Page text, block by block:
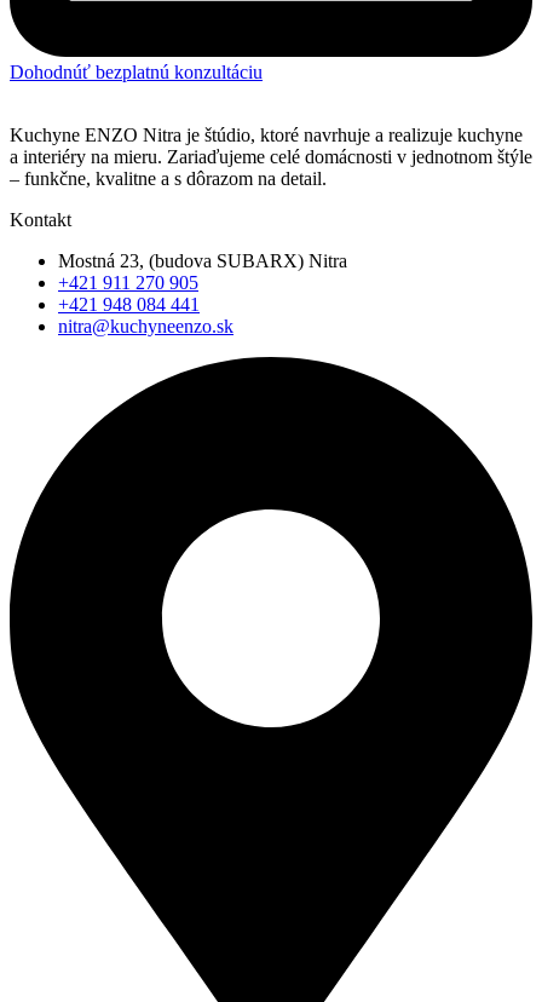
Dohodnúť bezplatnú konzultáciu
Kuchyne ENZO Nitra je štúdio, ktoré navrhuje a realizuje kuchyne
a interiéry na mieru. Zariaďujeme celé domácnosti v jednotnom štýle
– funkčne, kvalitne a s dôrazom na detail.
Kontakt
Mostná 23, (budova SUBARX) Nitra
+421 911 270 905
+421 948 084 441
nitra@kuchyneenzo.sk